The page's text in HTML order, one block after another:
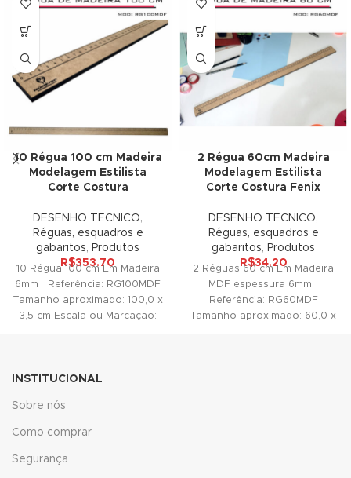
Panel
Panel
Panel
panel
Oku
panel
panel
10 Régua 100 cm Madeira
Modelagem Estilista
Corte Costura
DESENHO TECNICO,
Réguas, esquadros e
gabaritos, Produtos
R$353.70
10 Régua 100 cm Em Madeira
6mm Referência: RG100MDF
Tamanho aproximado: 100,0 x
3,5 cm Escala ou Marcação:
2 Régua 60cm Madeira
Modelagem Estilista
Corte Costura Fenix
DESENHO TECNICO,
Réguas, esquadros e
gabaritos, Produtos
R$34.20
2 Réguas 60 cm Em Madeira
MDF espessura 6mm
Referência: RG60MDF
Tamanho aproximado: 60,0 x
INSTITUCIONAL
Sobre nós
Como comprar
Segurança